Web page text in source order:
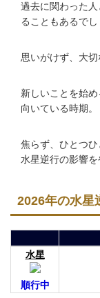
過去に関わった
ることもあるでし
思いがけず、大切
新しいことを始
向いている時期。
焦らず、ひとつひ
水星逆行の影響を
2026年の水星
水星
順行中